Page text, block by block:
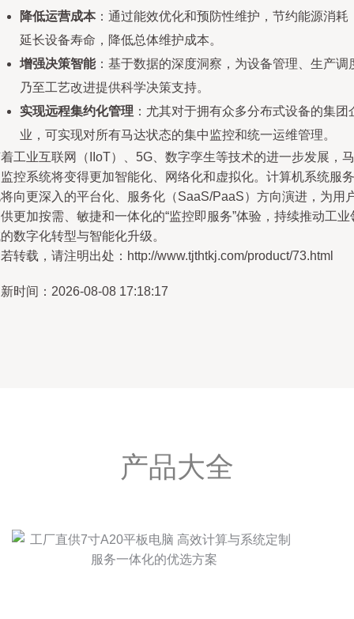
降低运营成本：通过能效优化和预防性维护，节约能源消耗
延长设备寿命，降低总体维护成本。
增强决策智能：基于数据的深度洞察，为设备管理、生产调
乃至工艺改进提供科学决策支持。
实现远程集约化管理 ：尤其对于拥有众多分布式设备的集团
业，可实现对所有马达状态的集中监控和统一运维管理。
工业互联网（IIoT）、5G、数字孪生等技术的进一步发展，马
控系统将变得更加智能化、网络化和虚拟化。计算机系统服务
向更深入的平台化、服务化（SaaS/PaaS）方向演进，为用
更加按需、敏捷和一体化的“监控即服务”体验，持续推动工业
数字化转型与智能化升级。
转载，请注明出处：http://www.tjthtkj.com/product/73.html
时间：2026-08-08 17:18:17
产品大全